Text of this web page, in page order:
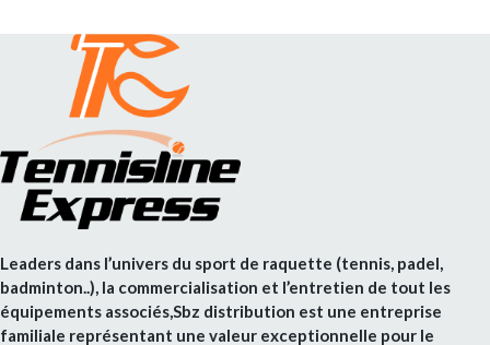
Leaders dans l’univers du sport de raquette (tennis, padel,
badminton..), la commercialisation et l’entretien de tout les
équipements associés,Sbz distribution est une entreprise
familiale représentant une valeur exceptionnelle pour le